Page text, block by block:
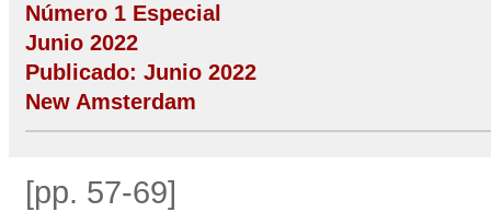
Número 1 Especial
Junio 2022
Publicado: Junio 2022
New Amsterdam
[pp. 57-69]